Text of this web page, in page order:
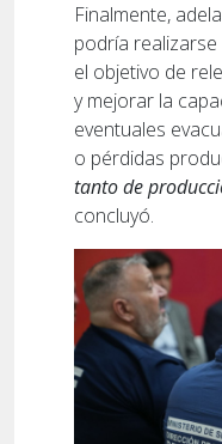
Finalmente,
podría
el objetivo de
y mejorar la
eventuales
o pérdidas
tanto de
concluyó.